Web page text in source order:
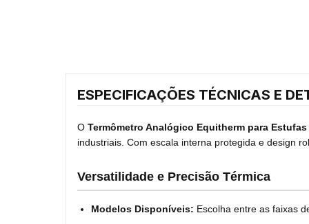
ESPECIFICAÇÕES TÉCNICAS E
O Termômetro Analógico Equitherm para Estufas
industriais. Com escala interna protegida e design
Versatilidade e Precisão Térmica
Modelos Disponíveis: Escolha entre as faixas